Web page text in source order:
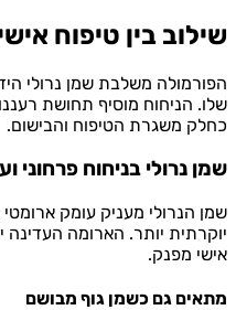
בין טיפוח אישי
משלבת שמן נרולי הידוע
הניחוח מוסיף תחושת רעננות
משגרת הטיפוח והבישום.
נרולי בניחוח פרחוני ועדין
מעניק עומק ארומטי נעים
יותר. הארומה העדינה
מפנק.
גם כשמן גוף מבושם